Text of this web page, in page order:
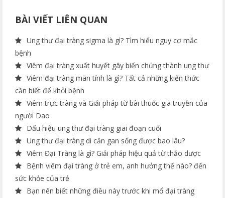
BÀI VIẾT LIÊN QUAN
Ung thư đại tràng sigma là gì? Tìm hiểu nguy cơ mắc
bệnh
Viêm đại tràng xuất huyết gây biến chứng thành ung thư
Viêm đại tràng mãn tính là gì? Tất cả những kiến thức
cần biết để khỏi bệnh
Viêm trực tràng và Giải pháp từ bài thuốc gia truyền của
người Dao
Dấu hiệu ung thư đại tràng giai đoạn cuối
Ung thư đại tràng di căn gan sống được bao lâu?
Viêm Đại Tràng là gì? Giải pháp hiệu quả từ thảo dược
Bệnh viêm đại tràng ở trẻ em, anh hưởng thế nào? đến
sức khỏe của trẻ
Bạn nên biết những điều này trước khi mổ đại tràng